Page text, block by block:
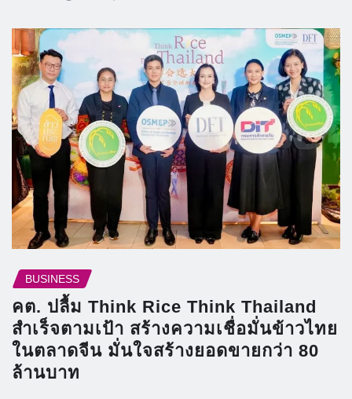
BUSINESS
คต. ปลื้ม Think Rice Think Thailand
สำเร็จตามเป้า สร้างความเชื่อมั่นข้าวไทย
ในตลาดจีน มั่นใจสร้างยอดขายกว่า 80
ล้านบาท